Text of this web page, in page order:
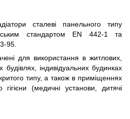
сталеві панельного типу
стандартом EN 442-1 та
95.
для використання в житлових,
індивідуальних будинках
типу, а також в приміщеннях
(медичні установи, дитячі